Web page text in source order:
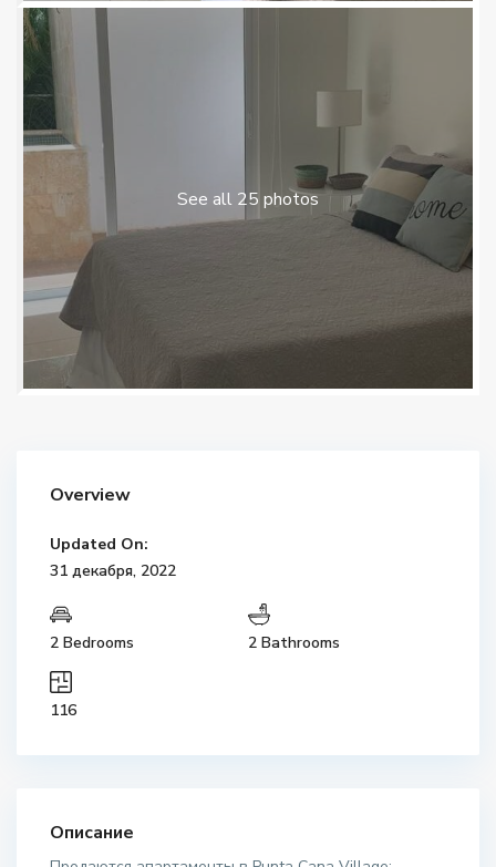
See all 25 photos
Overview
Updated On:
31 декабря, 2022
2 Bedrooms 2 Bathrooms
116
Описание